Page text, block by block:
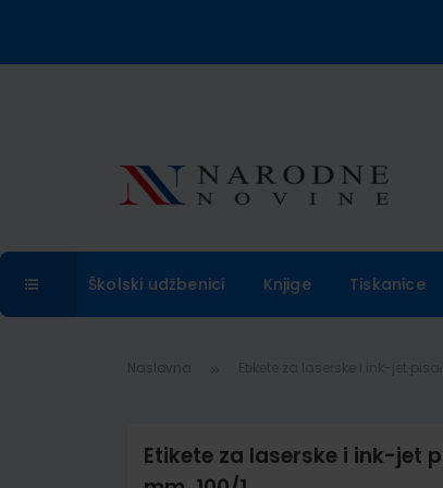
Školski udžbenici Knjige Tiskanice
Naslovna
Etikete za laserske i ink-jet